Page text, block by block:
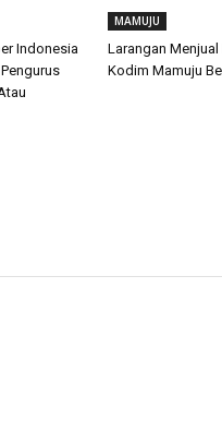
Indonesia
MAMUJU
Larangan Menjual
Kodim Mamuju